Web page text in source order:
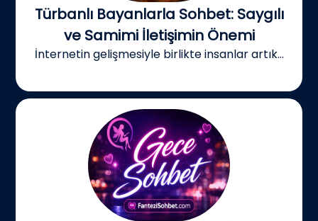
Türbanlı Bayanlarla Sohbet: Saygılı
ve Samimi İletişimin Önemi
İnternetin gelişmesiyle birlikte insanlar artık...